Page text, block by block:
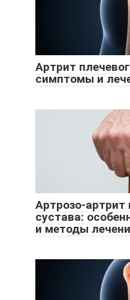
Артрит
симптомы и
Артрозо-артрит
сустава:
и методы